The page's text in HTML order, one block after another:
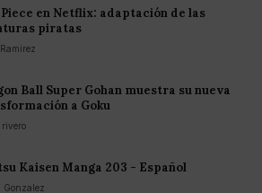
Piece en Netflix: adaptación de las
piratas
Ball Super Gohan muestra su nueva
a Goku
Kaisen Manga 203 - Español
Gonzalez